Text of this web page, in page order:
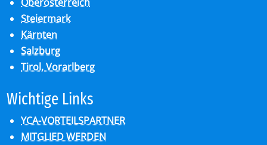
Steiermark
Kärnten
Salzburg
Tirol, Vorarlberg
Wich­ti­ge Links
YCA-VORTEILSPARTNER
MITGLIED WERDEN